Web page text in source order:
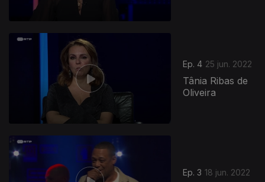
Ep. 4 25 jun. 2022
Tânia Ribas de
Oliveira
Ep. 3 18 jun. 2022